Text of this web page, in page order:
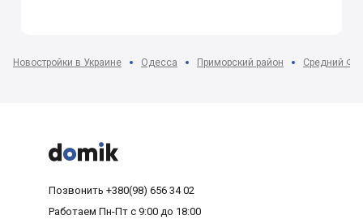
Новостройки в Украине Одесса Приморский район Средний



Позвонить +380(98) 656 34 02
Работаем Пн-Пт с 9:00 до 18:00